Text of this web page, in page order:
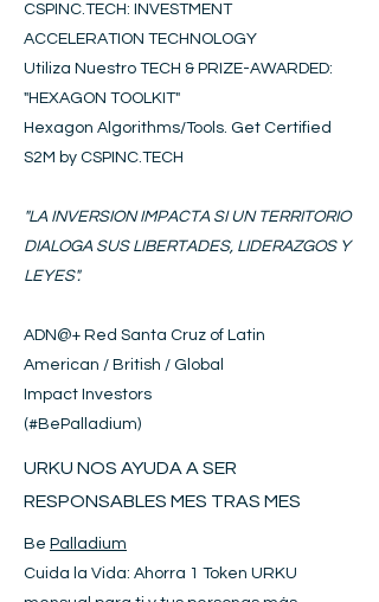
CSPINC.TECH: INVESTMENT
ACCELERATION TECHNOLOGY
Utiliza Nuestro TECH & PRIZE-AWARDED:
"HEXAGON TOOLKIT"
Hexagon Algorithms/Tools. Get Certified
S2M by CSPINC.TECH
"LA INVERSION IMPACTA SI UN TERRITORIO
DIALOGA SUS LIBERTADES, LIDERAZGOS Y
LEYES".
ADN@+ Red Santa Cruz of Latin
American / British / Global
Impact Investors
(#BePalladium)​
URKU NOS AYUDA A SER
RESPONSABLES MES TRAS MES
Be Palladium
Cuida la Vida: Ahorra 1 Token URKU